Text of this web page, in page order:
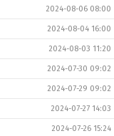
2024-08-06 08:00
2024-08-04 16:00
2024-08-03 11:20
2024-07-30 09:02
2024-07-29 09:02
2024-07-27 14:03
2024-07-26 15:24